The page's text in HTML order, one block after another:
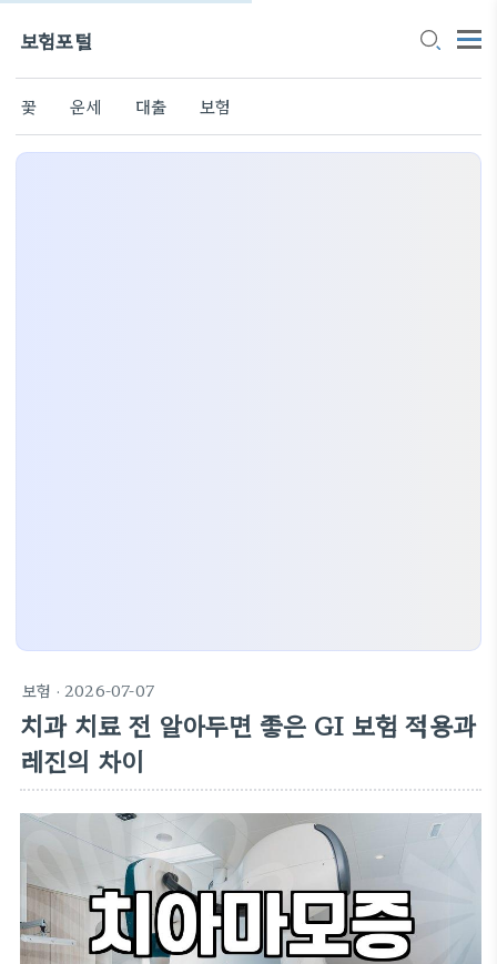
보험포털
꽃 운세 대출 보험
보험 · 2026-07-07
치과 치료 전 알아두면 좋은 GI 보험 적용과
레진의 차이